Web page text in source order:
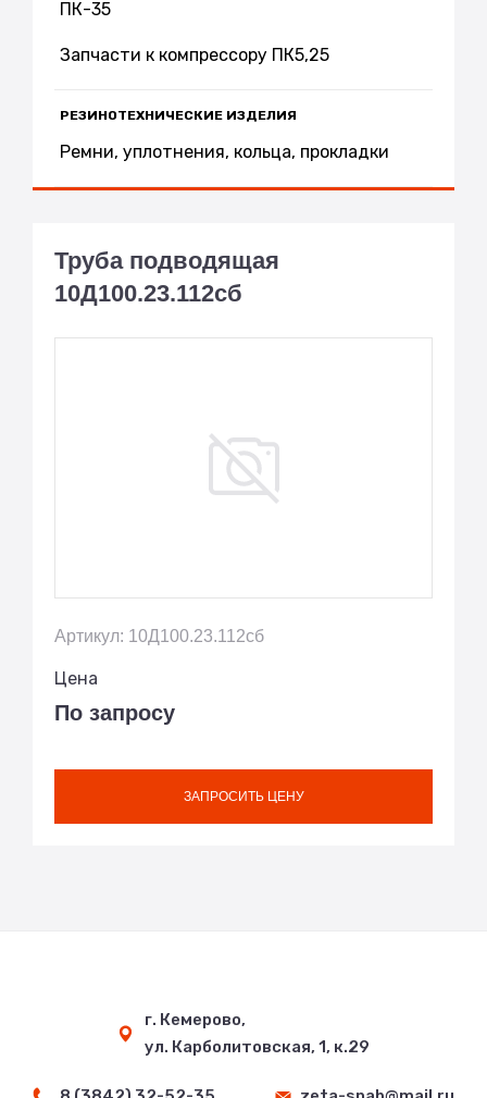
ПК-35
Запчасти к компрессору ПК5,25
РЕЗИНОТЕХНИЧЕСКИЕ ИЗДЕЛИЯ
Ремни, уплотнения, кольца, прокладки
Труба подводящая
10Д100.23.112сб
Артикул: 10Д100.23.112сб
Цена
По запросу
ЗАПРОСИТЬ ЦЕНУ
г. Кемерово,
ул. Карболитовская, 1, к.29